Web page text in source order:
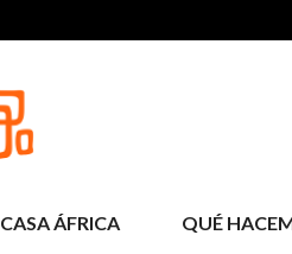
CASA ÁFRICA QUÉ